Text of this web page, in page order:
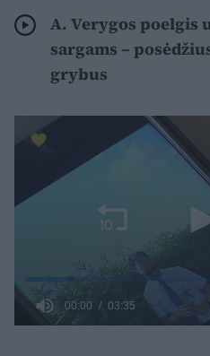
A. Verygos poelgis
sargams –
grybus